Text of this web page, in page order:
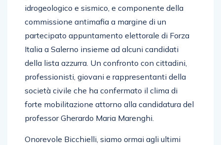
idrogeologico e sismico, e componente della
commissione antimafia a margine di un
partecipato appuntamento elettorale di Forza
Italia a Salerno insieme ad alcuni candidati
della lista azzurra. Un confronto con cittadini,
professionisti, giovani e rappresentanti della
società civile che ha confermato il clima di
forte mobilitazione attorno alla candidatura del
professor Gherardo Maria Marenghi.
Onorevole Bicchielli, siamo ormai agli ultimi